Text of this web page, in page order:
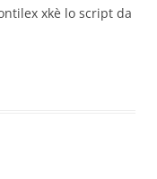
xkè lo script da